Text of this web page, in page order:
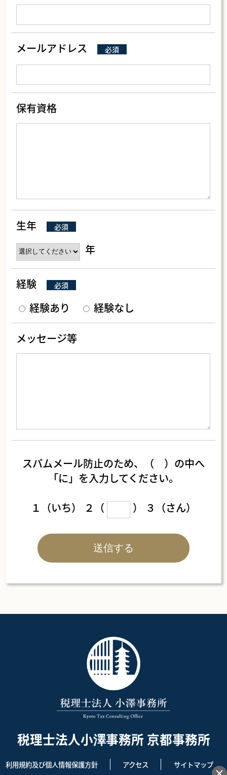
メールアドレス 必須
保有資格
生年 必須
年
経験 必須
経験あり 経験なし
メッセージ等
スパムメール防止のため、（ ）の中へ
「に」を入力してください。
１（いち） ２（
） ３（さん）
税理士法人小澤事務所 京都事務所
利用規約及び個人情報保護方針 アクセス サイトマップ